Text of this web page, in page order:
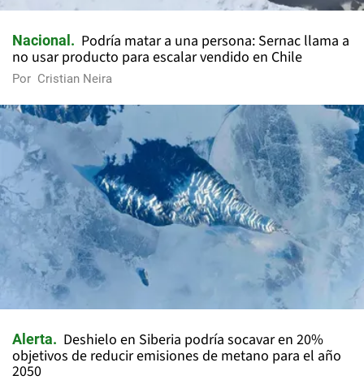
Nacional
Podría matar a una persona: Sernac llama a
no usar producto para escalar vendido en Chile
Por Cristian Neira
Alerta
Deshielo en Siberia podría socavar en 20%
objetivos de reducir emisiones de metano para el año
2050